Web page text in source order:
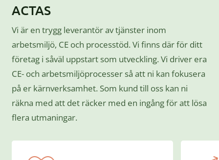
ACTAS
Vi är en trygg leverantör av tjänster inom
arbetsmiljö, CE och processtöd. Vi finns där för ditt
företag i såväl uppstart som utveckling. Vi driver era
CE- och arbetsmiljöprocesser så att ni kan fokusera
på er kärnverksamhet. Som kund till oss kan ni
räkna med att det räcker med en ingång för att lösa
flera utmaningar.